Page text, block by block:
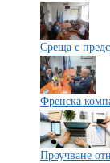
Среща с
Френска
Проучване